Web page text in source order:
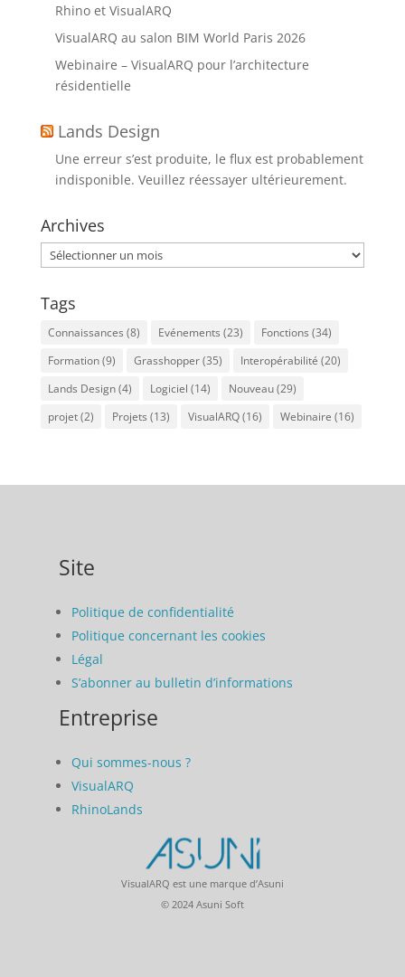
Rhino et VisualARQ
VisualARQ au salon BIM World Paris 2026
Webinaire – VisualARQ pour l’architecture
résidentielle
Lands Design
Une erreur s’est produite, le flux est probablement
indisponible. Veuillez réessayer ultérieurement.
Archives
Archives
Tags
Connaissances (8) Evénements (23) Fonctions (34)
Formation(9) Grasshopper(35) Interopérabilité (20)
Lands Design(4) Logiciel (14) Nouveau(29)
projet(2) Projets (13) VisualARQ(16) Webinaire (16)
Site
Politique de confidentialité
Politique concernant les cookies
Légal
S’abonner au bulletin d’informations
Entreprise
Qui sommes-nous ?
VisualARQ
RhinoLands
VisualARQ est une marque d’Asuni
© 2024 Asuni Soft